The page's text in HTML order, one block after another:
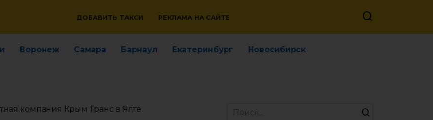
ДОБАВИТЬ ТАКСИ РЕКЛАМА НА САЙТЕ
Воронеж Самара Барнаул Екатеринбург Новосибирск
компания Крым Транс в Ялте
Search